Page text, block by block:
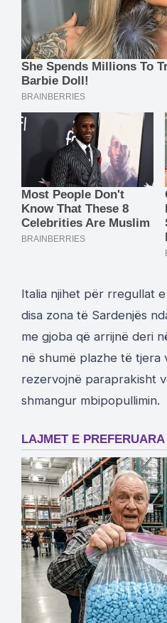
Italia njihet për rregullat
disa zona të Sardenjës
me gjoba që arrijnë deri
në shumë plazhe të
rezervojnë paraprakisht
shmangur mbipopullimin.